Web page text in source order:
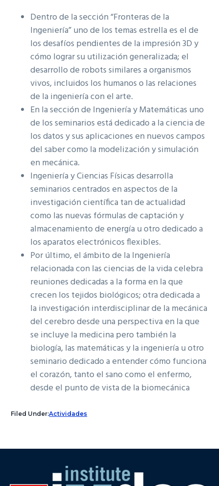
Dentro de la sección “Fronteras de la
Ingeniería” uno de los temas estrella es el de
los desafíos pendientes de la impresión 3D y
cómo lograr su utilización generalizada; el
desarrollo de robots similares a organismos
vivos, incluidos los humanos o las relaciones
de la ingeniería con el arte.
En la sección de Ingeniería y Matemáticas uno
de los seminarios está dedicado a la ciencia de
los datos y sus aplicaciones en nuevos campos
del saber como la modelización y simulación
en mecánica.
Ingeniería y Ciencias Físicas desarrolla
seminarios centrados en aspectos de la
investigación científica tan de actualidad
como las nuevas fórmulas de captación y
almacenamiento de energía u otro dedicado a
los aparatos electrónicos flexibles.
Por último, el ámbito de la Ingeniería
relacionada con las ciencias de la vida celebra
reuniones dedicadas a la forma en la que
crecen los tejidos biológicos; otra dedicada a
la investigación interdisciplinar de la mecánica
del cerebro desde una perspectiva en la que
se incluye la medicina pero también la
biología, las matemáticas y la ingeniería u otro
seminario dedicado a entender cómo funciona
el corazón, tanto el sano como el enfermo,
desde el punto de vista de la biomecánica
Filed Under:Actividades